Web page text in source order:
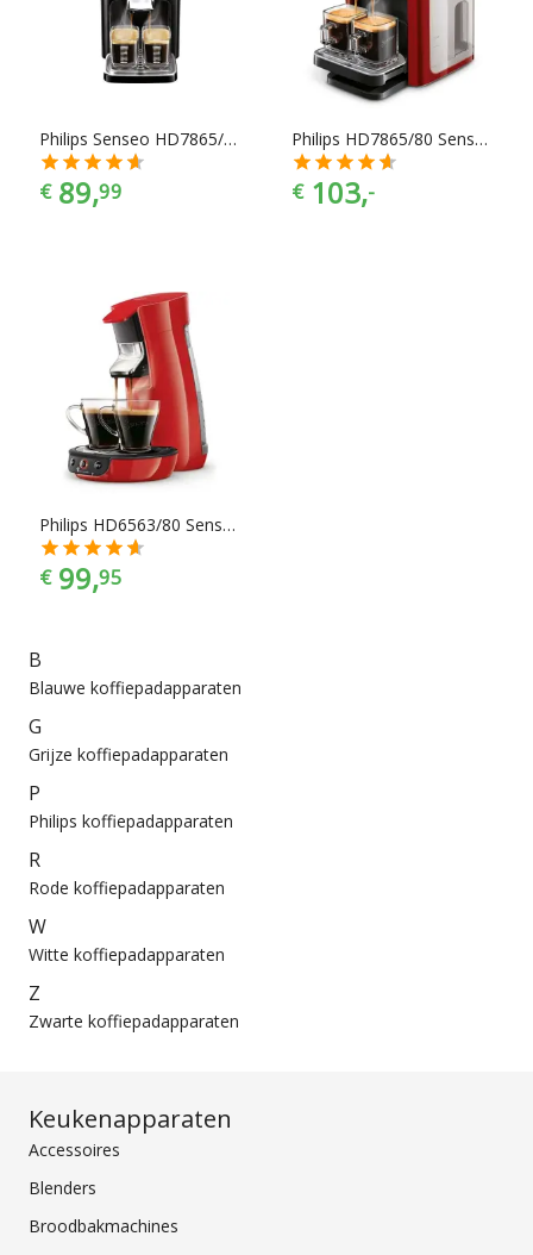
Koffiepadapparaten zijn er te vinden in alle prijscategorieën,
voor ieder is er wel wat wils. En met ook nog eens de juiste
kleurselectie vind je de kleur die het beste bij jouw
Philips Senseo HD7865/60
€ 89,99
Philips HD7865/80 Senseo Quadrante
€ 103,-
Philips HD6563/80 Senseo Viva Café Koffiezetapparaat
€ 99,95
B
Blauwe koffiepadapparaten
G
Grijze koffiepadapparaten
P
Philips koffiepadapparaten
R
Rode koffiepadapparaten
W
Witte koffiepadapparaten
Z
Zwarte koffiepadapparaten
Keukenapparaten
Accessoires
Blenders
Broodbakmachines